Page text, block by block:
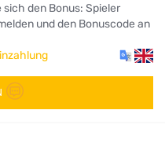
sich den Bonus: Spieler
und den Bonuscode an